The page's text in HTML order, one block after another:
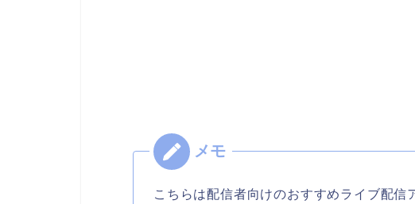
こちらは配信者向けのおすすめライブ配信